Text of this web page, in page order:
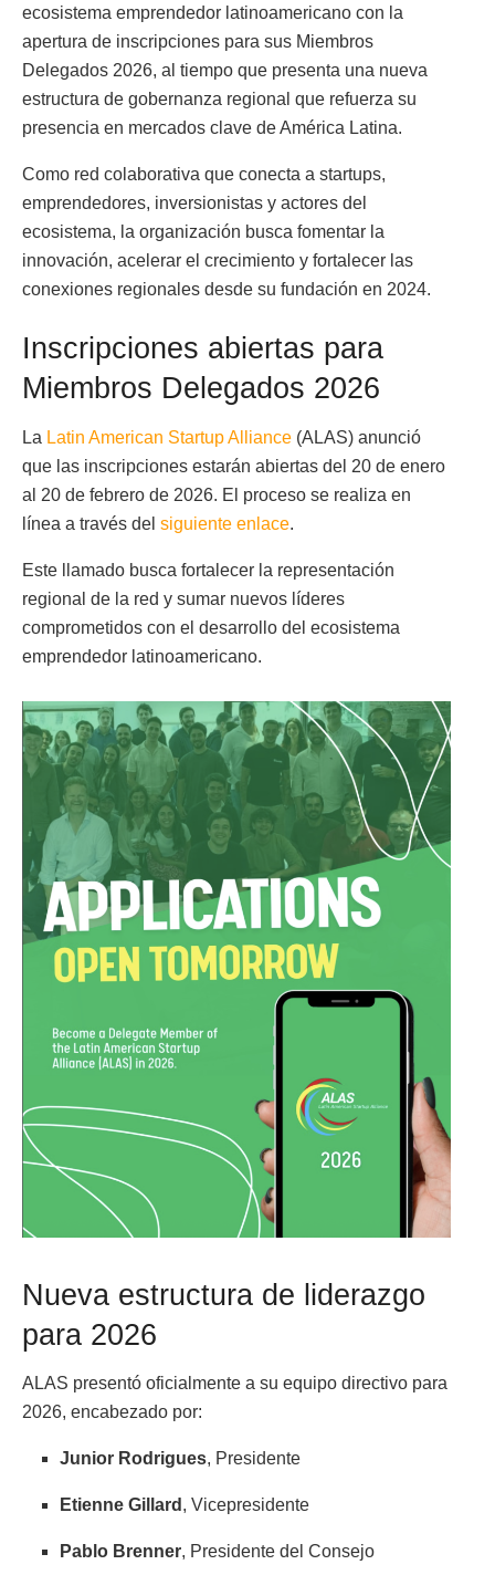
ecosistema emprendedor latinoamericano con la
apertura de inscripciones para sus Miembros
Delegados 2026, al tiempo que presenta una nueva
estructura de gobernanza regional que refuerza su
presencia en mercados clave de América Latina.
Como red colaborativa que conecta a startups,
emprendedores, inversionistas y actores del
ecosistema, la organización busca fomentar la
innovación, acelerar el crecimiento y fortalecer las
conexiones regionales desde su fundación en 2024.
Inscripciones abiertas para
Miembros Delegados 2026
La Latin American Startup Alliance (ALAS) anunció
que las inscripciones estarán abiertas del 20 de enero
al 20 de febrero de 2026. El proceso se realiza en
línea a través del siguiente enlace.
Este llamado busca fortalecer la representación
regional de la red y sumar nuevos líderes
comprometidos con el desarrollo del ecosistema
emprendedor latinoamericano.
Nueva estructura de liderazgo
para 2026
ALAS presentó oficialmente a su equipo directivo para
2026, encabezado por:
Junior Rodrigues, Presidente
Etienne Gillard , Vicepresidente
Pablo Brenner, Presidente del Consejo